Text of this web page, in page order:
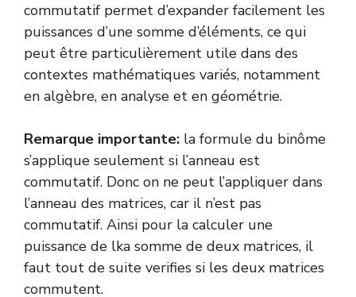
commutatif permet d’expander facilement les
puissances d’une somme d’éléments, ce qui
peut être particulièrement utile dans des
contextes mathématiques variés, notamment
en algèbre, en analyse et en géométrie.
Remarque importante: la formule du binôme
s’applique seulement si l’anneau est
commutatif. Donc on ne peut l’appliquer dans
l’anneau des matrices, car il n’est pas
commutatif. Ainsi pour la calculer une
puissance de lka somme de deux matrices, il
faut tout de suite verifies si les deux matrices
commutent.